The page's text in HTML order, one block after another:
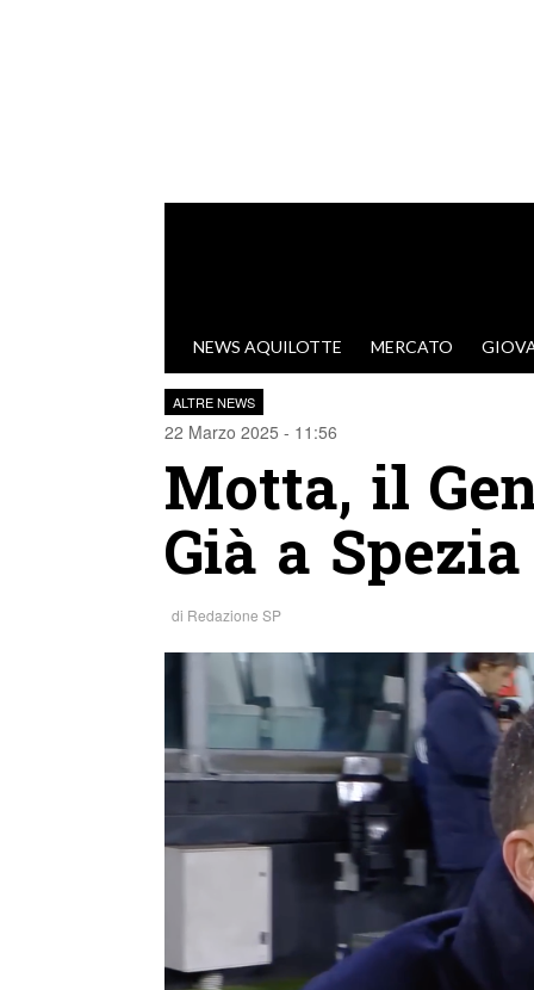
VAI AL CONTENUTO
NEWS AQUILOTTE MERCATO
ALTRE NEWS
22 Marzo 2025 - 11:56
Motta, il
Già a
di Redazione SP